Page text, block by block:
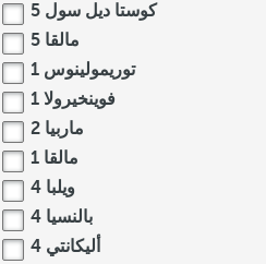
كوستا ديل سول 5
مالقا 5
توريمولينوس 1
فوينخيرولا 1
ماربيا 2
مالقا 1
ويلبا 4
بالنسيا 4
أليكانتي 4